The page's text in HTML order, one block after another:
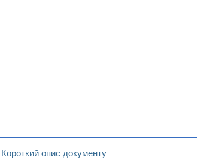
Короткий опис документу